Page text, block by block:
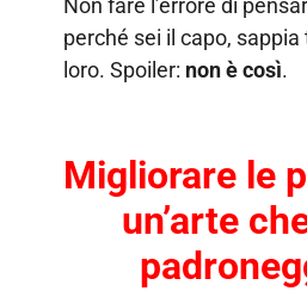
Non fare l’errore di
perché sei il capo,
loro. Spoiler: non è così.
Migliorare le
un’arte